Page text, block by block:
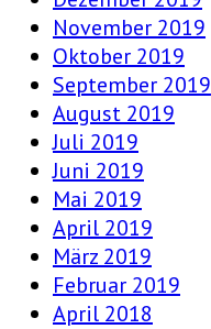
November 2019
Oktober 2019
September 2019
August 2019
Juli 2019
Juni 2019
Mai 2019
April 2019
März 2019
Februar 2019
April 2018